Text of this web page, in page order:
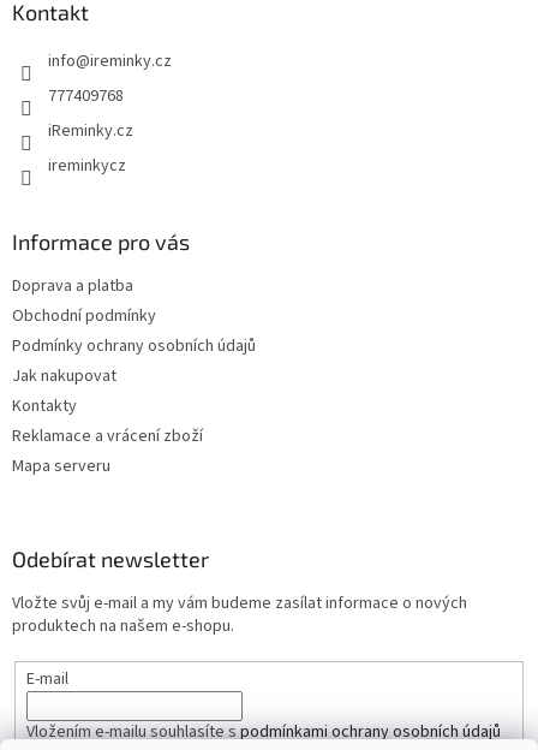
Kontakt
info@ireminky.cz
777409768
iReminky.cz
ireminkycz
Informace pro vás
Doprava a platba
Obchodní podmínky
Podmínky ochrany osobních údajů
Jak nakupovat
Kontakty
Reklamace a vrácení zboží
Mapa serveru
Odebírat newsletter
Vložte svůj e-mail a my vám budeme zasílat informace o nových
produktech na našem e-shopu.
E-mail
Vložením e-mailu souhlasíte spodmínkami ochrany osobních údajů